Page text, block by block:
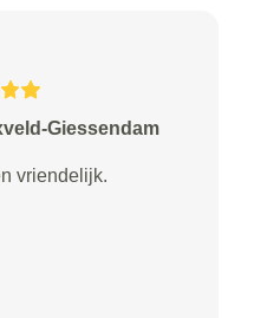
Giessendam
vriendelijk.